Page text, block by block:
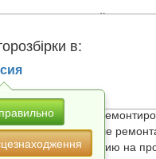
в:
, продукцией
моделей,
утилизацией, после ДТП,
агрегат, любая
После
гарантию на